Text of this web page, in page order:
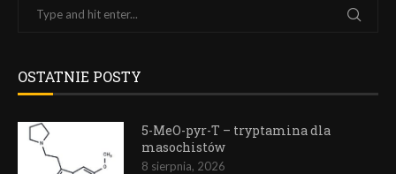
OSTATNIE POSTY
5-MeO-pyr-T – tryptamina dla
masochistów
8 sierpnia, 2026